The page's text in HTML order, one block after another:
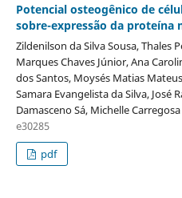
Potencial osteogênico de
sobre-expressão da proteína
Zildenilson da Silva Sousa, Thales
Marques Chaves Júnior, Ana
dos Santos, Moysés Matias
Samara Evangelista da Silva, José
Damasceno Sá, Michelle
e30285
pdf